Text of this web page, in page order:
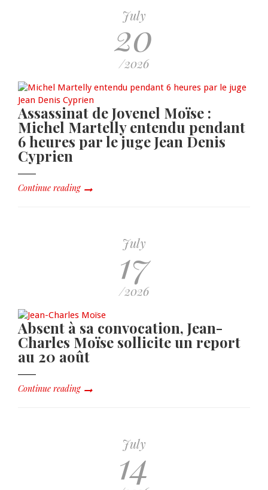
July
20
/2026
Assassinat de Jovenel Moïse :
Michel Martelly entendu pendant
6 heures par le juge Jean Denis
Cyprien
Continue reading
July
17
/2026
Absent à sa convocation, Jean-
Charles Moïse sollicite un report
au 20 août
Continue reading
July
14